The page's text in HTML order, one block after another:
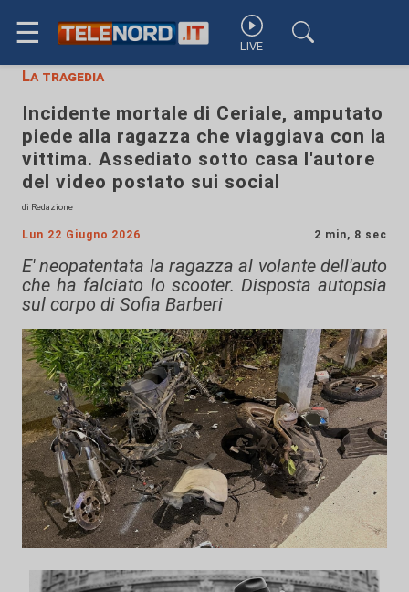
☰ LIVE
La tragedia
Incidente mortale di Ceriale, amputato
piede alla ragazza che viaggiava con la
vittima. Assediato sotto casa l'autore
del video postato sui social
di Redazione
Lun 22 Giugno 2026 2 min, 8 sec
E' neopatentata la ragazza al volante dell'auto
che ha falciato lo scooter. Disposta autopsia
sul corpo di Sofia Barberi